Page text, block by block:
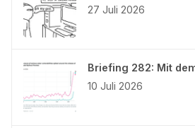
27 Juli 2026
Briefing 282: Mit
10 Juli 2026